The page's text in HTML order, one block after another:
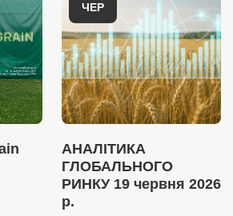
ЧЕР
АНАЛІТИКА
ГЛОБАЛЬНОГО
РИНКУ 19 червня 2026
р.